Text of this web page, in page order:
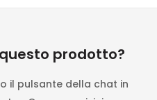
prodotto?
il pulsante della chat in